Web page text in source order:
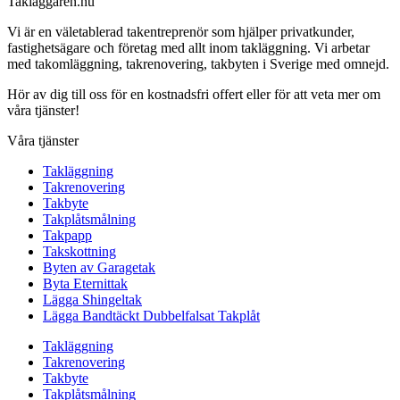
Vi är en väletablerad takentreprenör som hjälper privatkunder,
fastighetsägare och företag med allt inom takläggning. Vi arbetar
med takomläggning, takrenovering, takbyten i Sverige med omnejd.
Hör av dig till oss för en kostnadsfri offert eller för att veta mer om
våra tjänster!
Våra tjänster
Takläggning
Takrenovering
Takbyte
Takplåtsmålning
Takpapp
Takskottning
Byten av Garagetak
Byta Eternittak
Lägga Shingeltak
Lägga Bandtäckt Dubbelfalsat Takplåt
Takläggning
Takrenovering
Takbyte
Takplåtsmålning